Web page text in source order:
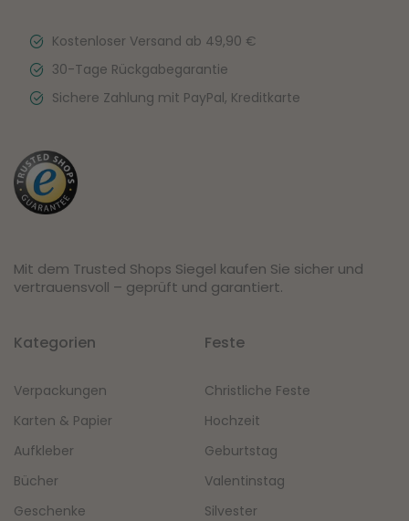
Kostenloser Versand ab 49,90 €
30-Tage Rückgabegarantie
Sichere Zahlung mit PayPal, Kreditkarte
Mit dem Trusted Shops Siegel kaufen Sie sicher und
vertrauensvoll – geprüft und garantiert.
Kategorien
Verpackungen
Karten & Papier
Aufkleber
Bücher
Geschenke
Feste
Christliche Feste
Hochzeit
Geburtstag
Valentinstag
Silvester